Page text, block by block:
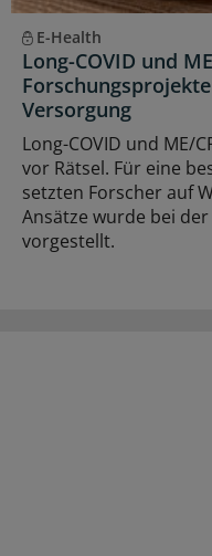
E-Health
Long-COVID und
Versorgung
Long-COVID und ME/
vor Rätsel. Für eine
setzten Forscher auf
Ansätze wurde bei
vorgestellt.